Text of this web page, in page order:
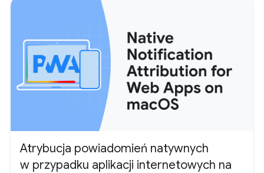
Atrybucja powiadomień natywnych
w przypadku aplikacji internetowych na